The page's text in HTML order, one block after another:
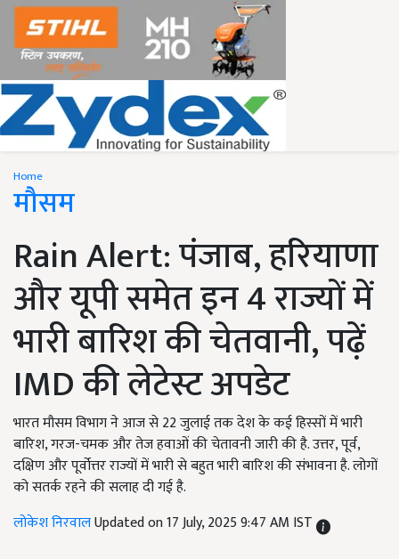
Home
मौसम
Rain Alert: पंजाब, हरियाणा
और यूपी समेत इन 4 राज्यों में
भारी बारिश की चेतवानी, पढ़ें
IMD की लेटेस्ट अपडेट
भारत मौसम विभाग ने आज से 22 जुलाई तक देश के कई हिस्सों में भारी
बारिश, गरज-चमक और तेज हवाओं की चेतावनी जारी की है. उत्तर, पूर्व,
दक्षिण और पूर्वोत्तर राज्यों में भारी से बहुत भारी बारिश की संभावना है. लोगों
को सतर्क रहने की सलाह दी गई है.
लोकेश निरवालUpdated on 17 July, 2025 9:47 AM IST